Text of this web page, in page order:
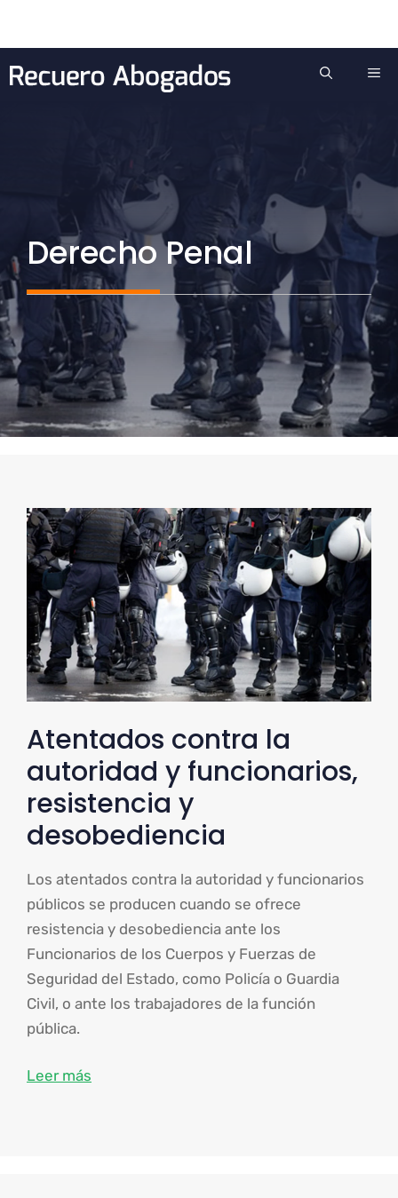
contenido
Derecho Penal
Atentados contra la
autoridad y funcionarios,
resistencia y
desobediencia
Los atentados contra la autoridad y funcionarios
públicos se producen cuando se ofrece
resistencia y desobediencia ante los
Funcionarios de los Cuerpos y Fuerzas de
Seguridad del Estado, como Policía o Guardia
Civil, o ante los trabajadores de la función
pública.
Leer más